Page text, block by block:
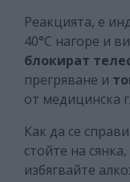
Реакцията, е
40°C нагоре и
блокират
прегряване и
от медицинска
Как да се
стойте на
избягвайте